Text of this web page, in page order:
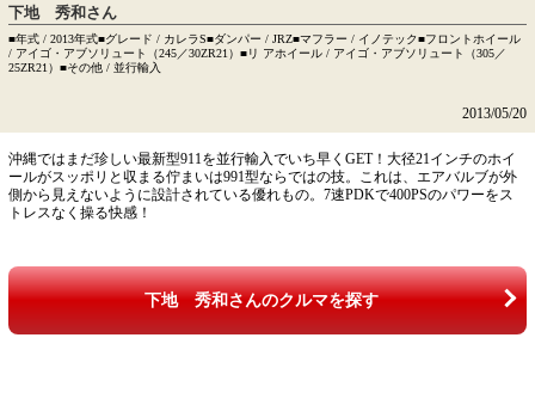
下地 秀和さん
■年式 / 2013年式■グレード / カレラS■ダンパー / JRZ■マフラー / イノテック■フロントホイール
/ アイゴ・アブソリュート（245／30ZR21）■リ アホイール / アイゴ・アブソリュート（305／
25ZR21）■その他 / 並行輸入
2013/05/20
沖縄ではまだ珍しい最新型911を並行輸入でいち早くGET！大径21インチのホイ
ールがスッポリと収まる佇まいは991型ならではの技。これは、エアバルブが外
側から見えないように設計されている優れもの。7速PDKで400PSのパワーをス
トレスなく操る快感！
下地 秀和さんのクルマを探す